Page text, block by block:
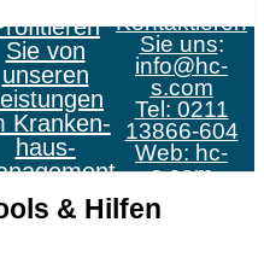
Sie von
unseren
Kranken­
haus­
Kontaktieren
Sie uns:
info@hc-
s.com
Tel: 0211
13866-604
Web: hc-
s.com
& Hilfen